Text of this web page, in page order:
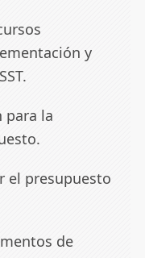
y
para la
el presupuesto
de